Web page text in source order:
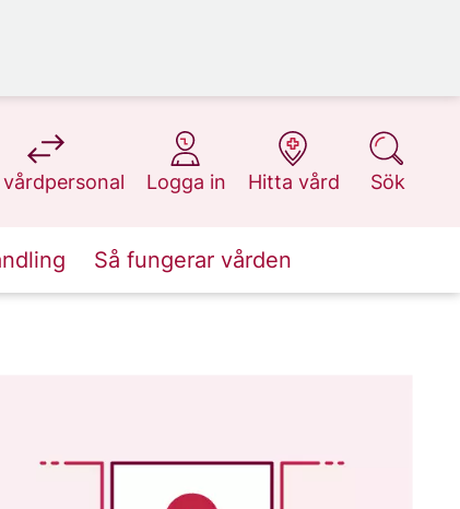
vårdpersonal
på 1177.se
Logga in
på 1177.se
Hitta vård
på 1177.se
Sök
på 1177.se
Så fungerar vården